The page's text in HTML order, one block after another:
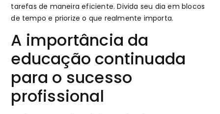
tarefas de maneira eficiente. Divida seu dia em blocos
de tempo e priorize o que realmente importa.
A importância da
educação continuada
para o sucesso
profissional